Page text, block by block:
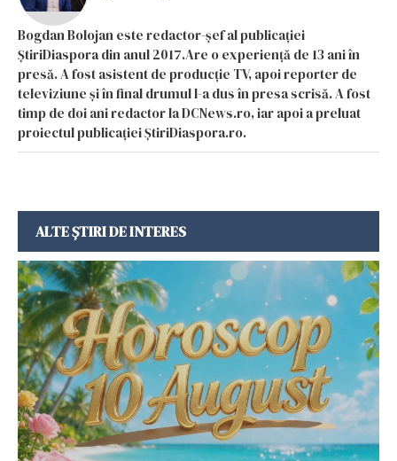
Bogdan Bolojan este redactor-șef al publicației
ȘtiriDiaspora din anul 2017.Are o experiență de 13 ani în
presă. A fost asistent de producție TV, apoi reporter de
televiziune și în final drumul l-a dus în presa scrisă. A fost
timp de doi ani redactor la DCNews.ro, iar apoi a preluat
proiectul publicației ȘtiriDiaspora.ro.
ALTE ȘTIRI DE INTERES